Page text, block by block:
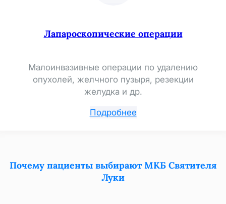
Лапароскопические операции
Малоинвазивные операции по удалению
опухолей, желчного пузыря, резекции
желудка и др.
Подробнее
Почему пациенты выбирают МКБ Святителя
Луки